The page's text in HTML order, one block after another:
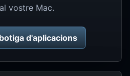
vostre Mac.
botiga d'aplicacions